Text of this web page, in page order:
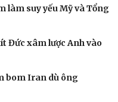
làm suy yếu Mỹ và Tổng
Đức xâm lược Anh vào
bom Iran dù ông